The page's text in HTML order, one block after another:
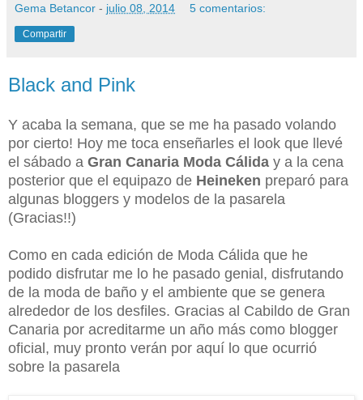
Gema Betancor - julio 08, 2014 5 comentarios:
Compartir
Black and Pink
Y acaba la semana, que se me ha pasado volando
por cierto! Hoy me toca enseñarles el look que llevé
el sábado a Gran Canaria Moda Cálida y a la cena
posterior que el equipazo de Heineken preparó para
algunas bloggers y modelos de la pasarela
(Gracias!!)
Como en cada edición de Moda Cálida que he
podido disfrutar me lo he pasado genial, disfrutando
de la moda de baño y el ambiente que se genera
alrededor de los desfiles. Gracias al Cabildo de Gran
Canaria por acreditarme un año más como blogger
oficial, muy pronto verán por aquí lo que ocurrió
sobre la pasarela